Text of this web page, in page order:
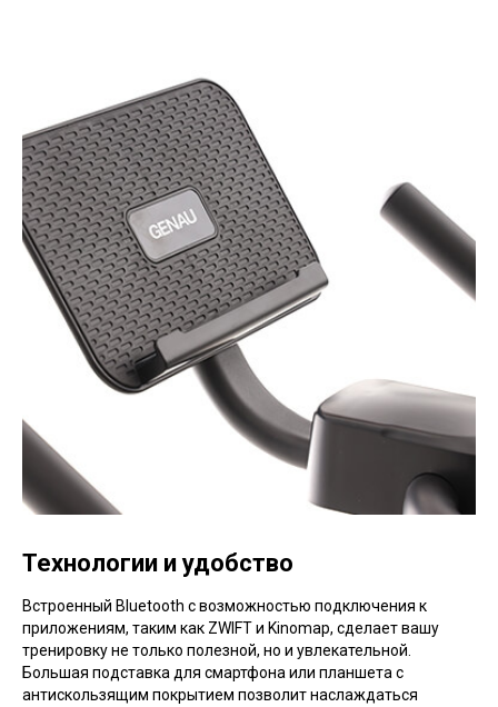
Технологии и удобство
Встроенный Bluetooth с возможностью подключения к
приложениям, таким как ZWIFT и Kinomap, сделает вашу
тренировку не только полезной, но и увлекательной.
Большая подставка для смартфона или планшета с
антискользящим покрытием позволит наслаждаться